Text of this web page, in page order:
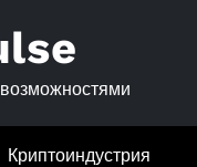
Криптоиндустрия